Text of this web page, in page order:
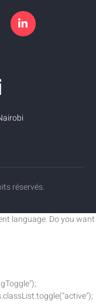
réservés.
language. Do you want